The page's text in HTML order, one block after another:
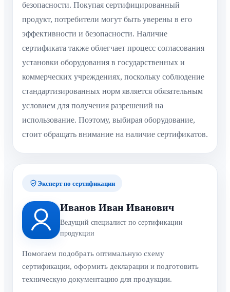
безопасности. Покупая сертифицированный
продукт, потребители могут быть уверены в его
эффективности и безопасности. Наличие
сертификата также облегчает процесс согласования
установки оборудования в государственных и
коммерческих учреждениях, поскольку соблюдение
стандартизированных норм является обязательным
условием для получения разрешений на
использование. Поэтому, выбирая оборудование,
стоит обращать внимание на наличие сертификатов.
Эксперт по сертификации
Иванов Иван Иванович
Ведущий специалист по сертификации
продукции
Помогаем подобрать оптимальную схему
сертификации, оформить декларации и подготовить
техническую документацию для продукции.